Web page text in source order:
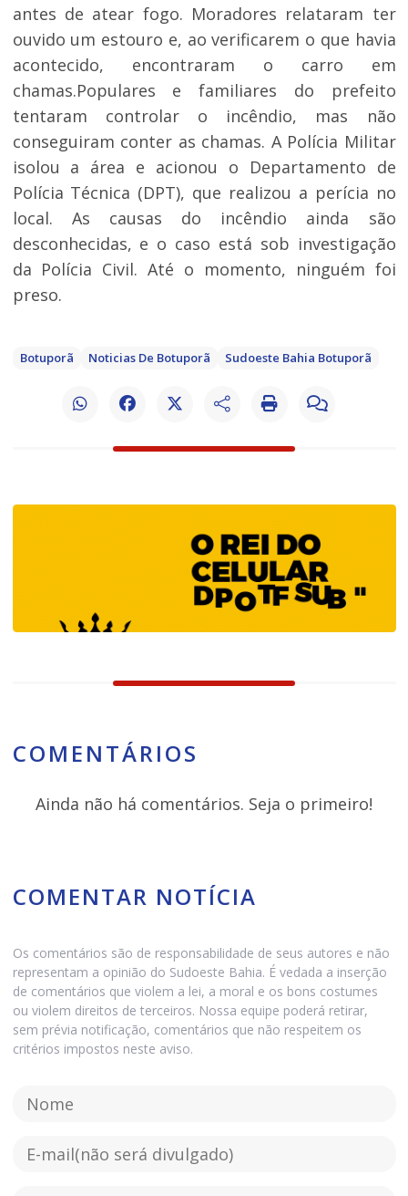
antes de atear fogo. Moradores relataram ter
ouvido um estouro e, ao verificarem o que havia
acontecido, encontraram o carro em
chamas.Populares e familiares do prefeito
tentaram controlar o incêndio, mas não
conseguiram conter as chamas. A Polícia Militar
isolou a área e acionou o Departamento de
Polícia Técnica (DPT), que realizou a perícia no
local. As causas do incêndio ainda são
desconhecidas, e o caso está sob investigação
da Polícia Civil. Até o momento, ninguém foi
preso.
Botuporã Noticias De Botuporã Sudoeste Bahia Botuporã
COMENTÁRIOS
Ainda não há comentários. Seja o primeiro!
COMENTAR NOTÍCIA
Os comentários são de responsabilidade de seus autores e não
representam a opinião do Sudoeste Bahia. É vedada a inserção
de comentários que violem a lei, a moral e os bons costumes
ou violem direitos de terceiros. Nossa equipe poderá retirar,
sem prévia notificação, comentários que não respeitem os
critérios impostos neste aviso.